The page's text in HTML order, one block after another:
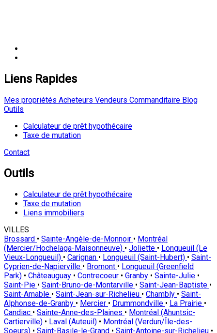
Liens Rapides
Mes propriétés Acheteurs Vendeurs Commanditaire Blog
Outils
Calculateur de prêt hypothécaire
Taxe de mutation
Contact
Outils
Calculateur de prêt hypothécaire
Taxe de mutation
Liens immobiliers
VILLES
Brossard • Sainte-Angèle-de-Monnoir • Montréal
(Mercier/Hochelaga-Maisonneuve) • Joliette • Longueuil (Le
Vieux-Longueuil) • Carignan • Longueuil (Saint-Hubert) • Saint-
Cyprien-de-Napierville • Bromont • Longueuil (Greenfield
Park) • Châteauguay • Contrecoeur • Granby • Sainte-Julie •
Saint-Pie • Saint-Bruno-de-Montarville • Saint-Jean-Baptiste •
Saint-Amable • Saint-Jean-sur-Richelieu • Chambly • Saint-
Alphonse-de-Granby • Mercier • Drummondville • La Prairie •
Candiac • Sainte-Anne-des-Plaines • Montréal (Ahuntsic-
Cartierville) • Laval (Auteuil) • Montréal (Verdun/Île-des-
Soeurs) • Saint-Basile-le-Grand • Saint-Antoine-sur-Richelieu •